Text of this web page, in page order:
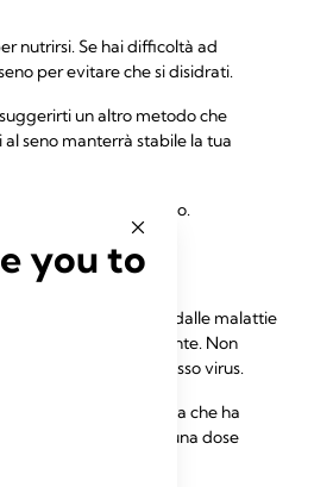
nutrirsi. Se hai difficoltà ad
per evitare che si disidrati.
un altro metodo che
seno manterrà stabile la tua
rapidamente un medico.
quando sei affetta dalle malattie
ad allattare normalmente. Non
che contragga lo stesso virus.
bambino è la persona che ha
con te e ricevendo una dose
you to